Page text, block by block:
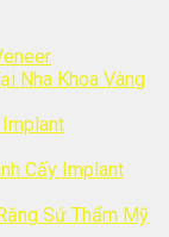
Nha Khoa Vàng
Implant
Cấy Implant
Sứ Thẩm Mỹ